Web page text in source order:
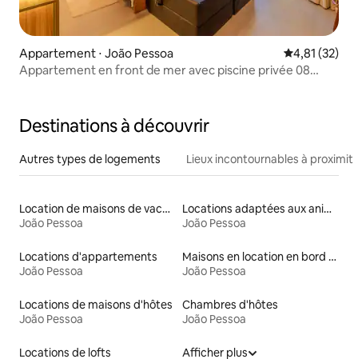
Appartement ⋅ João Pessoa Évaluation
4,81 (32)
Appartement en front de mer avec piscine privée 08
Destinations à découvrir
Autres types de logements Lieux incontournables à
Location de maisons de vacances
João Pessoa
Locations adaptées aux animaux
João Pessoa
Locations d'appartements
João Pessoa
Maisons en location en bord de mer
João Pessoa
Locations de maisons d'hôtes
João Pessoa
Chambres d'hôtes
João Pessoa
Locations de lofts Afficher plus